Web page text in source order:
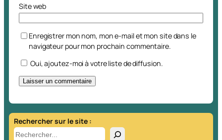
Site web
Enregistrer mon nom, mon e-mail et mon site dans le
navigateur pour mon prochain commentaire.
Oui, ajoutez-moi à votre liste de diffusion.
t
e
Rechercher sur le site :
R